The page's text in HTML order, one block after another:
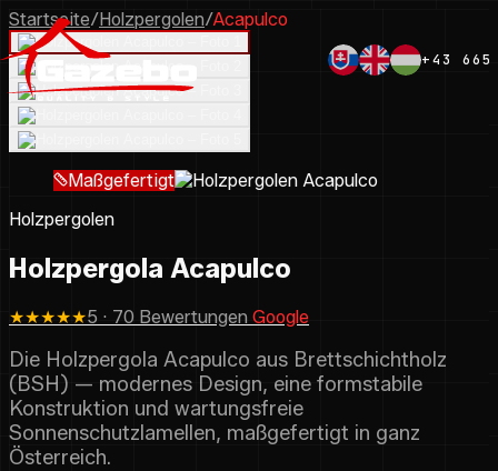
+43 665
Startseite/Holzpergolen/Acapulco
Maßgefertigt
Holzpergolen
Holzpergola Acapulco
★★★★★5 · 70 Bewertungen Google
Die Holzpergola Acapulco aus Brettschichtholz
(BSH) — modernes Design, eine formstabile
Konstruktion und wartungsfreie
Sonnenschutzlamellen, maßgefertigt in ganz
Österreich.